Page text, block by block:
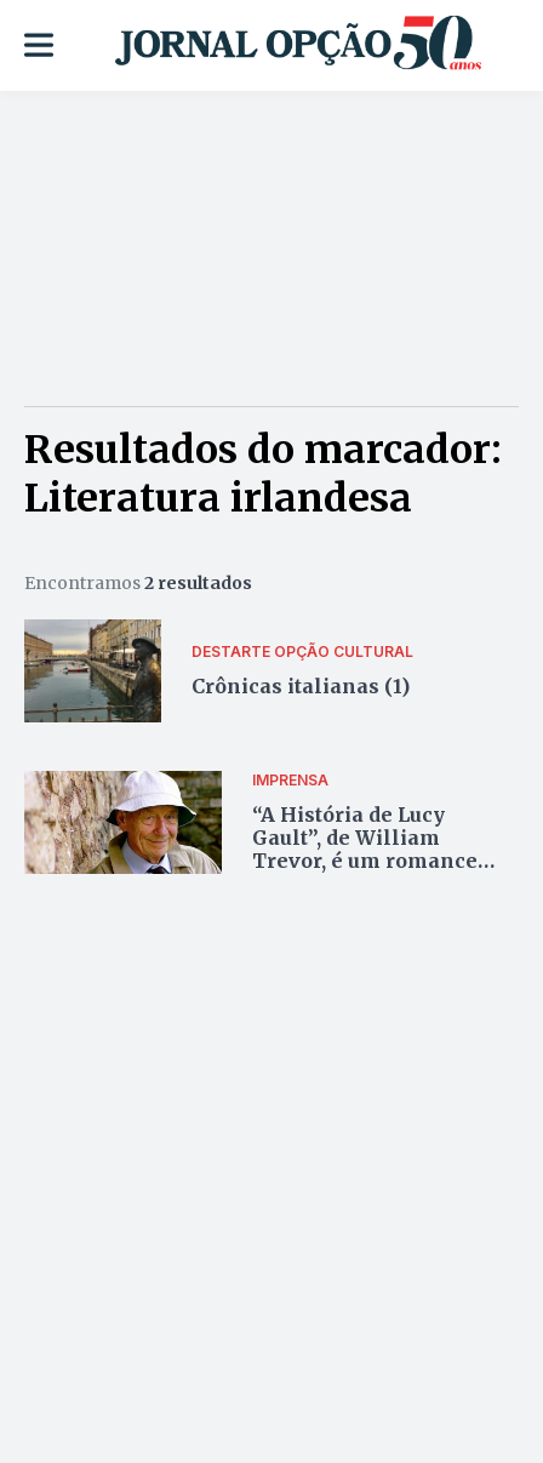
Resultados do marcador:
Literatura irlandesa
Encontramos2 resultados
DESTARTE OPÇÃO CULTURAL
Crônicas italianas (1)
IMPRENSA
“A História de Lucy
Gault”, de William
Trevor, é um romance